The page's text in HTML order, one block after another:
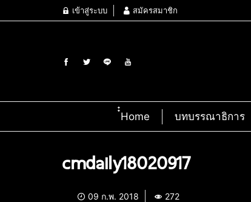
เข้าสู่ระบบ สมัครสมาชิก
๋๋Home บทบรรณาธิการ
cmdaily18020917
09 ก.พ. 2018 272